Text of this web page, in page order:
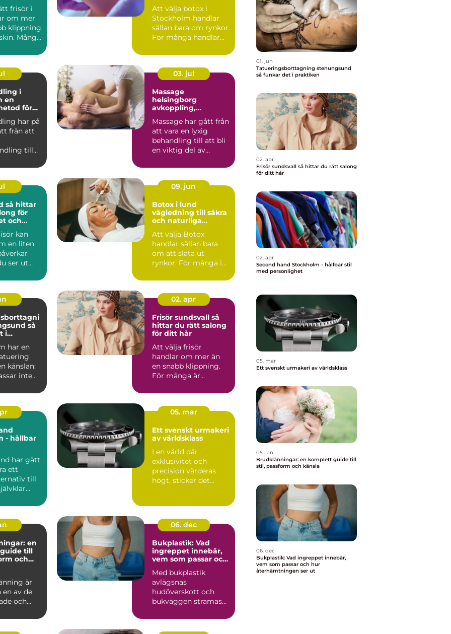
frisör i
om mer
klippning
Många
säkerheten
Att välja botox i
Stockholm handlar
sällan bara om rynkor.
För många handlar
själ...
i
för
har på
från att
till
03. jul
Massage
helsingborg
avkoppling,
effektiv
smärtlindring
Massage har gått från
att vara en lyxig
behandling till att bli
en viktig del av
va...
för
och
kan
en liten
ser ut
09. jun
Botox i lund
vägledning till säkra
och naturliga
Att välja Botox
handlar sällan bara
om att släta ut
rynkor. För många i
att se...
så
i
har en
känslan:
inte
02. apr
Frisör sundsvall så
hittar du rätt salong
för ditt hår
Att välja frisör
handlar om mer än
en snabb klippning.
För många är
avkoppling...
- hållbar
har gått
ett
till
05. mar
Ett svenskt urmakeri
av världsklass
I en värld där
exklusivitet och
precision värderas
högt, sticker det
en
till
och
är
av de
och
06. dec
Bukplastik: Vad
ingreppet innebär,
vem som passar och
ser ut
Med bukplastik
avlägsnas
hudöverskott och
bukväggen stramas
använ...
01. jun
Tatueringsborttagning stenungsund
så funkar det i praktiken
02. apr
Frisör sundsvall så hittar du rätt salong
för ditt hår
02. apr
Second hand Stockholm - hållbar stil
med personlighet
05. mar
Ett svenskt urmakeri av världsklass
05. jan
Brudklänningar: en komplett guide till
stil, passform och känsla
06. dec
Bukplastik: Vad ingreppet innebär,
vem som passar och hur
återhämtningen ser ut